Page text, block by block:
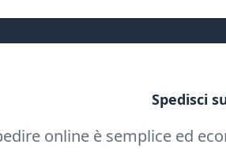
Spedisci
online è semplice ed